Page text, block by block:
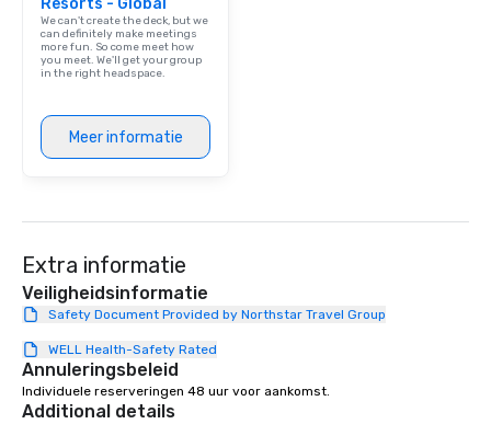
Resorts - Global
We can't create the deck, but we
can definitely make meetings
more fun. So come meet how
you meet. We'll get your group
in the right headspace.
Meer informatie
Extra informatie
Veiligheidsinformatie
Safety Document Provided by Northstar Travel Group
WELL Health-Safety Rated
Annuleringsbeleid
Individuele reserveringen 48 uur voor aankomst.
Additional details